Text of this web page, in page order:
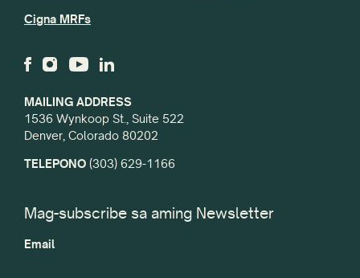
MAILING ADDRESS
1536 Wynkoop St., Suite 522
Denver, Colorado 80202
TELEPONO (303) 629-1166
Cigna MRFs
Mag-subscribe sa aming Newsletter
Email